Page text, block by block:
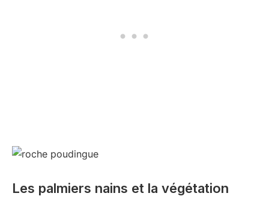
Les palmiers nains et la végétation